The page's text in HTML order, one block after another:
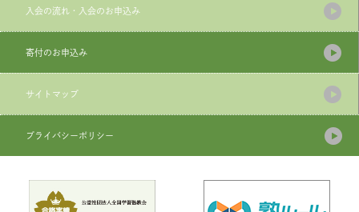
入会の流れ・入会のお申込み
寄付のお申込み
サイトマップ
プライバシーポリシー